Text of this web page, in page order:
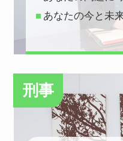
あなたの今と未
刑事